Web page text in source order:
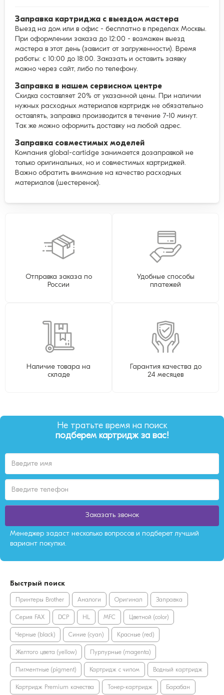
Заправка картриджа с выездом мастера
Выезд на дом или в офис - бесплатно в пределах Москвы.
При оформлении заказа до 12:00 - возможен выезд
мастера в этот день (зависит от загруженности). Время
работы: с 10:00 до 18:00. Заказать и оставить заявку
можно через сайт, либо по телефону.
Заправка в нашем сервисном центре
Скидка составляет 20% от указанной цены. При наличии
нужных расходных материалов картридж не обязательно
оставлять, заправка производится в течение 7-10 минут.
Так же можно оформить доставку на любой адрес.
Заправка совместимых моделей
Компания global-cartidge занимается дозаправкой не
только оригинальных, но и совместимых картриджей.
Важно обратить внимание на качество расходных
материалов (шестеренок).
Отправка заказа по
России
Удобные способы
платежей
Наличие товара на
складе
Гарантия качества до
24 месяцев
Не тратьте время на поиск
подберем картридж за вас!
Заказать звонок
Менеджер задаст несколько вопросов и подберет лучший
вариант покупки.
Быстрый поиск
Принтеры Brother Аналоги Оригинал Заправка
Серия FAX DCP HL MFC Цветной (color)
Черные (black) Синие (cyan) Красные (red)
Желтого цвета (yellow) Пурпурные (magenta)
Пигментные (pigment) Картридж с чипом Водный картридж
Картридж Premium качества Тонер-картридж Барабан